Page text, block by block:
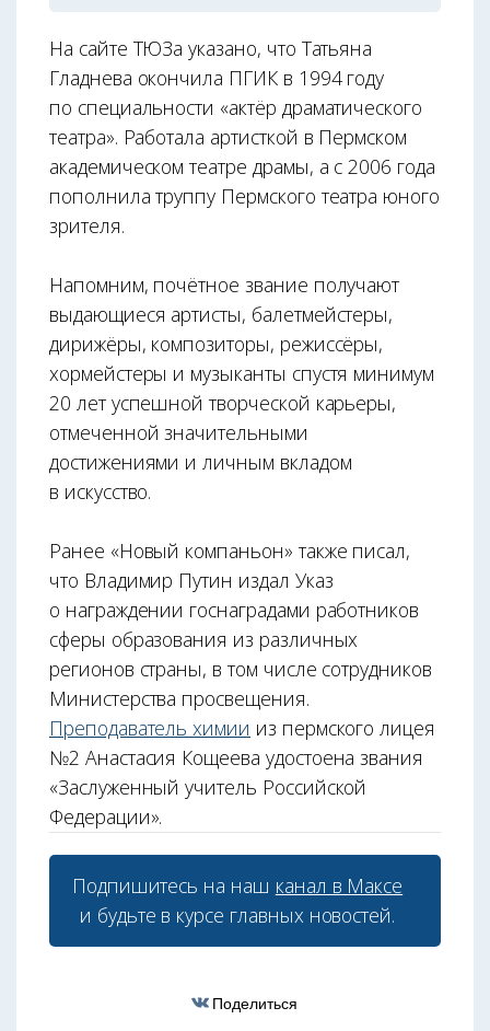
На сайте ТЮЗа указано, что Татьяна
Гладнева окончила ПГИК в 1994 году
по специальности «актёр драматического
театра». Работала артисткой в Пермском
академическом театре драмы, а с 2006 года
пополнила труппу Пермского театра юного
зрителя.
Напомним, почётное звание получают
выдающиеся артисты, балетмейстеры,
дирижёры, композиторы, режиссёры,
хормейстеры и музыканты спустя минимум
20 лет успешной творческой карьеры,
отмеченной значительными
достижениями и личным вкладом
в искусство.
Ранее «Новый компаньон» также писал,
что Владимир Путин издал Указ
о награждении госнаградами работников
сферы образования из различных
регионов страны, в том числе сотрудников
Министерства просвещения.
Преподаватель химии из пермского лицея
№2 Анастасия Кощеева удостоена звания
«Заслуженный учитель Российской
Федерации».
Подпишитесь на наш канал в Максе
и будьте в курсе главных новостей.
Поделиться